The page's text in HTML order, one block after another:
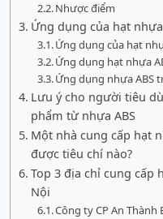
Nhược điểm
Ứng dụng của hạt nhựa
Ứng dụng của hạt
Ứng dụng hạt nhựa
Ứng dụng nhựa ABS
Lưu ý cho người tiêu
phẩm từ nhựa ABS
Một nhà cung cấp hạt
được tiêu chí nào?
Top 3 địa chỉ cung cấp
Nội
Công ty CP An Thành